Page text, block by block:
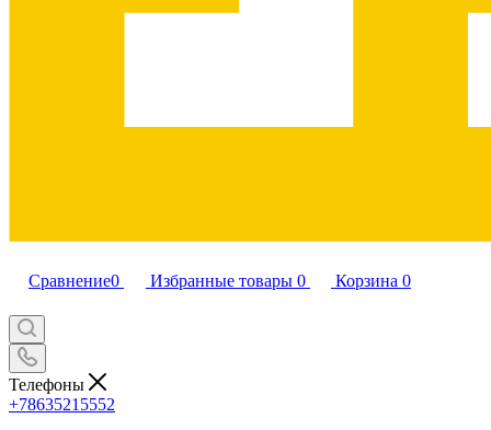
Сравнение0 Избранные товары 0 Корзина 0
Телефоны
+78635215552